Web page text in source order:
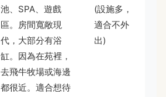
池、SPA、遊戲
區。房間寬敞現
代，大部分有浴
缸。因為在苑裡，
去飛牛牧場或海邊
都很近。適合想待
(設施多，
適合不外
出)